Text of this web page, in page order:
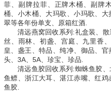
菲、副牌拉菲、正牌木桶、副牌
桶、小木桶、大玛歌、小玛歌、
翠等各年份单支、原箱红酒.
清远燕窝回收系列:礼盒装、
丝、雨林、初盏、宫庭、九里香
皇、盏王、特品、纯净、御品、
头、3A、5A、珍宝、珍品.
清远鱼胶回收系列:蜘蛛鱼胶
鱼鳔、浙江大耳、湛江赤嘴、红
鱼胶.